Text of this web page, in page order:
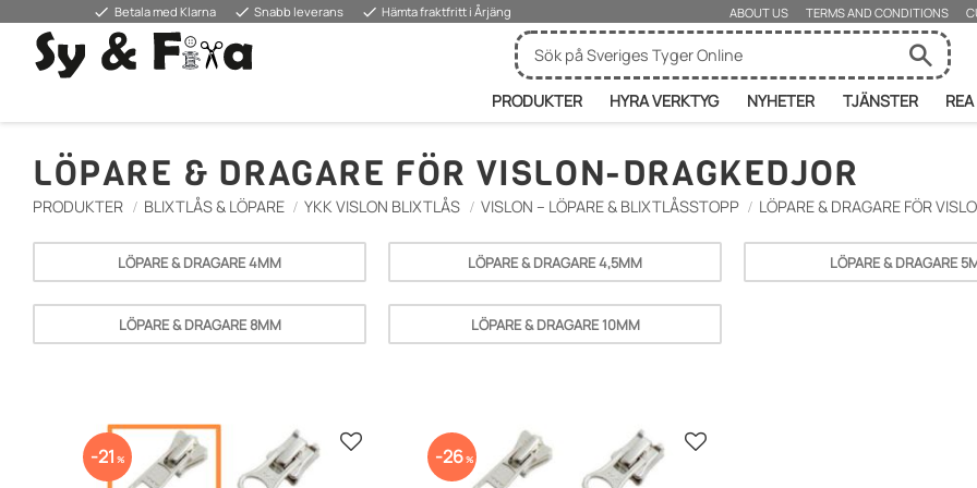
done Betala med Klarna done Snabb leverans done Hämta fraktfritt i Årjäng ABOUT US TERMS AND CONDITIONS
PRODUKTER HYRA VERKTYG NYHETER TJÄNSTER REA
LÖPARE & DRAGARE FÖR VISLON-DRAGKEDJOR
PRODUKTER BLIXTLÅS & LÖPARE YKK VISLON BLIXTLÅS VISLON – LÖPARE & BLIXTLÅSSTOPP LÖPARE & DRAGARE FÖR
LÖPARE & DRAGARE 4MM LÖPARE & DRAGARE 4,5MM LÖPARE & DRAGARE
LÖPARE & DRAGARE 8MM LÖPARE & DRAGARE 10MM
21 % Gem som favorit
26% Gem som favorit